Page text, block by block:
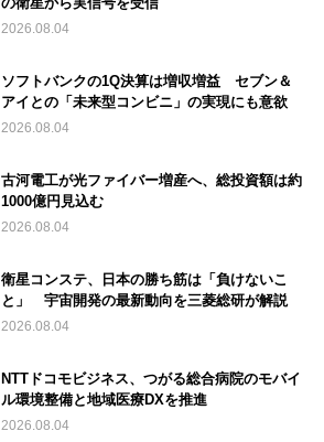
2026.08.04
ソフトバンクの1Q決算は増収増益 セブン＆
アイとの「未来型コンビニ」の実現にも意欲
2026.08.04
古河電工が光ファイバー増産へ、総投資額は約
1000億円見込む
2026.08.04
衛星コンステ、日本の勝ち筋は「負けないこ
と」 宇宙開発の最新動向を三菱総研が解説
2026.08.04
NTTドコモビジネス、つがる総合病院のモバイ
ル環境整備と地域医療DXを推進
2026.08.04